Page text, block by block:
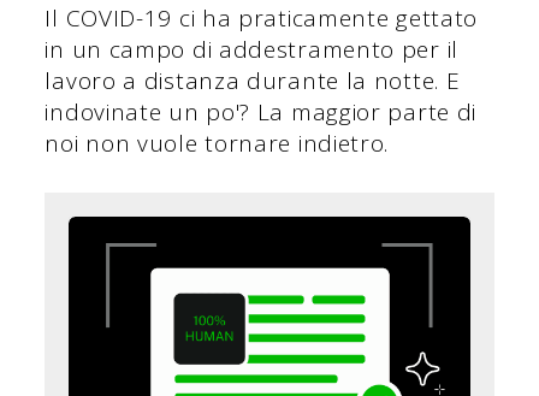
Il COVID-19 ci ha praticamente gettato
in un campo di addestramento per il
lavoro a distanza durante la notte. E
indovinate un po'? La maggior parte di
noi non vuole tornare indietro.